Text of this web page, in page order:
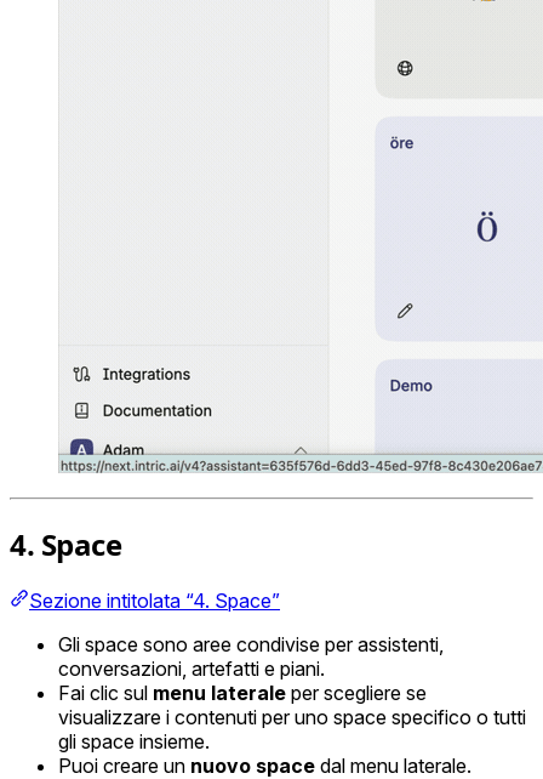
4. Space
Sezione intitolata “4. Space”
Gli space sono aree condivise per assistenti,
conversazioni, artefatti e piani.
Fai clic sul menu laterale per scegliere se
visualizzare i contenuti per uno space specifico o tutti
gli space insieme.
Puoi creare un nuovo space dal menu laterale.